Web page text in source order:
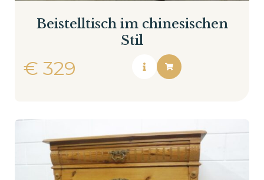
Beistelltisch im chinesischen
Stil
€ 329